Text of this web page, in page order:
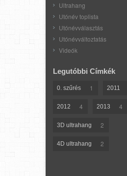
Ultrahang
Utónév toplista
Utónévválasztás
Utónévváltoztatás
Videók
Legutóbbi Címkék
0. szűrés 1 2011
2012 4 2013 4
3D ultrahang 2
4D ultrahang 2